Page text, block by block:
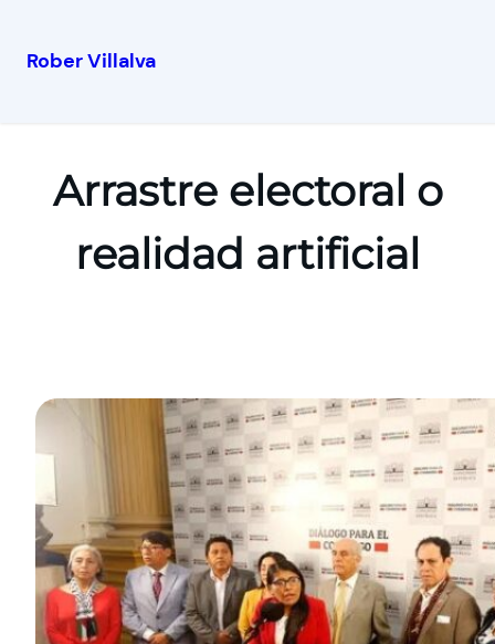
Rober Villalva
Arrastre electoral o
realidad artificial